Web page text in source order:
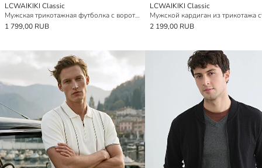
LCWAIKIKI Classic
Мужская трикотажная футболка с воротником-поло
1 799,00 RUB
LCWAIKIKI Classic
2 199,00 RUB